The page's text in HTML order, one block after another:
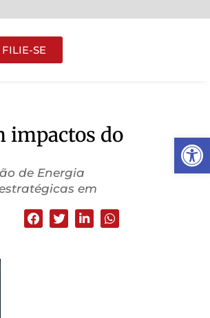
Abrir
FILIE-SE
impactos do
de Energia
em